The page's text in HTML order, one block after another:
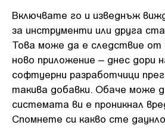
Включвате го и изведнъж
за инструменти или друга
Това може да е следствие от
ново приложение – днес дори
софтуерни разработчици
такива добавки. Обаче може
системата ви е проникнал
Спомнете си какво сте